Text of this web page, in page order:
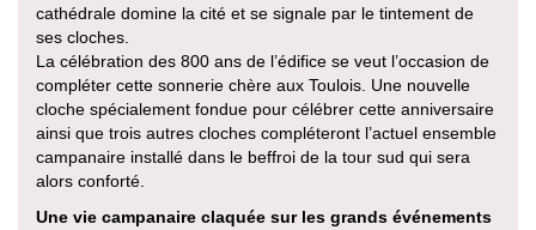
cathédrale domine la cité et se signale par le tintement de
ses cloches.
La célébration des 800 ans de l’édifice se veut l’occasion de
compléter cette sonnerie chère aux Toulois. Une nouvelle
cloche spécialement fondue pour célébrer cette anniversaire
ainsi que trois autres cloches compléteront l’actuel ensemble
campanaire installé dans le beffroi de la tour sud qui sera
alors conforté.
Une vie campanaire claquée sur les grands événements